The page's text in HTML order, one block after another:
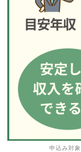
申込み対